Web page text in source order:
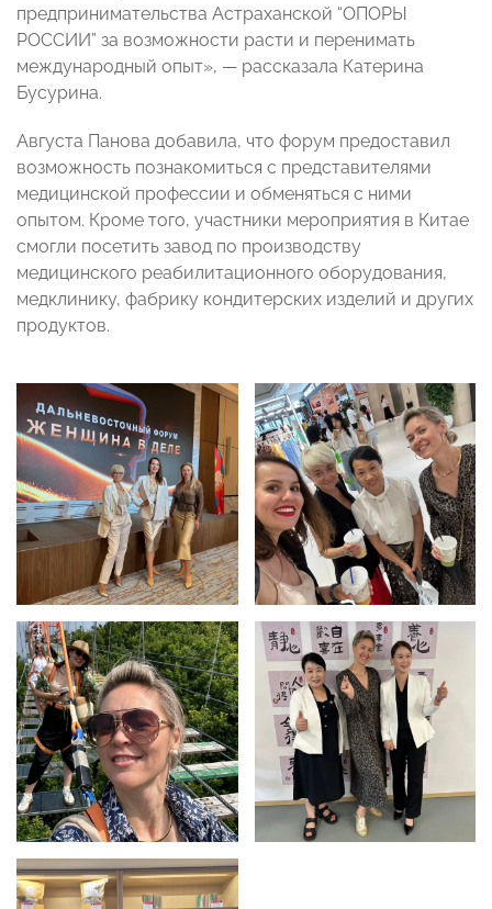
предпринимательства Астраханской “ОПОРЫ
РОССИИ” за возможности расти и перенимать
международный опыт», — рассказала Катерина
Бусурина.
Августа Панова добавила, что форум предоставил
возможность познакомиться с представителями
медицинской профессии и обменяться с ними
опытом. Кроме того, участники мероприятия в Китае
смогли посетить завод по производству
медицинского реабилитационного оборудования,
медклинику, фабрику кондитерских изделий и других
продуктов.